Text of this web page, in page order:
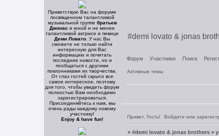
Приветствую Вас на форуме
посвященном талантливой
музыкальной группе братьев
Джонас и юной и не менее
талантливой актрисе и певице
Деми Ловато . У нас Вы
сможете не только найти
интересную для Вас
информацию и почитать
последние новости, но и
пообщаться с другими
поклонниками их творчества.
От глаз гостей скрыто все
самое интересное, поэтому
для того, чтобы увидеть форум
полностью Вам необходимо
зарегистрироваться.
Присоединяйтесь к нам, мы
очень рады каждому новому
участнику!
Enjoy & have fun!
#demi lovato & jonas
Форум Участники Поиск
Активные темы
Привет, Гость! Войдите или
»#demi lovato & jonas brothers »